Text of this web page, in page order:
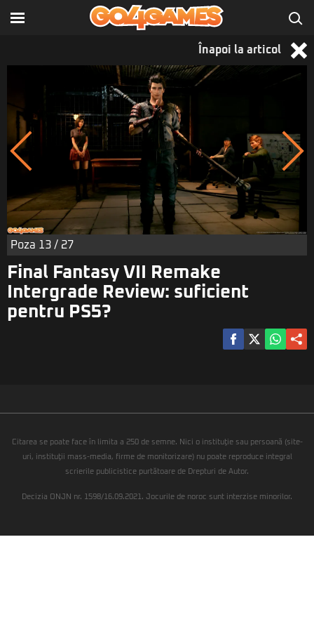
Înapoi la articol
Poza 13 / 27
Final Fantasy VII Remake
Intergrade Review: suficient
pentru PS5?
Citarea se poate face în limita a 250 de semne. Nici o instituţie sau persoană (site-
uri, instituţii mass-media, firme de monitorizare) nu poate reproduce integral
scrierile publicistice purtătoare de Drepturi de Autor.
Decizia ONJN nr. 1598/16.09.2021. Jocurile de noroc sunt interzise minorilor.